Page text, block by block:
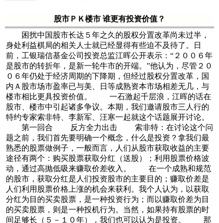
股市ＰＫ楼市 谁更有投资价值？
困扰中国股市长达５年之久的股权分置改革尚未过半，
身处利益棋局的相关人士就已经显得有些迫不及待了。日
前，工银瑞信基金公司投资总监江晖公开表示：“２００６年
是股市的转折年，是新一轮牛市的开端。”他认为，尽管２０
０６年仍处于经济周期的下降期，但经过股权分置改革，国
内Ａ股市场市盈率已与美、日等成熟资本市场相差无几，与
楼市相比更具投资价值。 一石激起千层浪，江晖的话在
股市、楼市中引起诸多争议。本期，我们邀请股市三人行的
特约专家索非特、李新军、汪寒一起就这个话题展开讨论。
第一回合 反方全力出击 索非特：在讨论这个问
题之前，我们首先要明确一个概念，什么是投资？拿我们最
熟悉的股票做例子，一般而言，人们从股市获取收益的主要
途径有两个：购买股票获取分红（送股）；利用股票价格波
动，通过高抛低吸来赚取价差收入。 在一个成熟和规范
的股市，获取分红是人们投资股市的主要目的；赚取价差是
人们利用股票价格上涨的机会来获利。我个人认为，以获取
分红为目的买卖股票，是一种投资行为；而以赚取价差为目
的买卖股票，则是一种投机行为。当然，如果持有股票的时
间足够长（５－１０年），我们也可以认为是投资。 那